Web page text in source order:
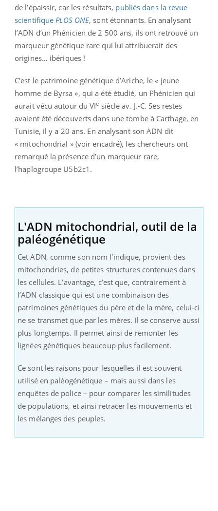
de l’épaissir, car les résultats, publiés dans la revue
scientifique PLOS ONE, sont étonnants. En analysant
l’ADN d’un Phénicien de 2 500 ans, ils ont retrouvé un
marqueur génétique rare qui lui attribuerait des
origines… ibériques !
C’est le patrimoine génétique d’Ariche, le « jeune
homme de Byrsa », qui a été étudié, un Phénicien qui
aurait vécu autour du VIe siècle av. J.-C. Ses restes
avaient été découverts dans une tombe à Carthage, en
Tunisie, il y a 20 ans. En analysant son ADN dit
« mitochondrial » (voir encadré), les chercheurs ont
remarqué la présence d’un marqueur rare,
l’haplogroupe U5b2c1.
L'ADN mitochondrial, outil de la
paléogénétique
Cet ADN, comme son nom l'indique, provient des
mitochondries, de petites structures contenues dans
les cellules. L’avantage, c’est que, contrairement à
l’ADN classique qui est une combinaison des
patrimoines génétiques du père et de la mère, celui-ci
ne se transmet que par les mères. Il se conserve aussi
plus longtemps. Il permet ainsi de remonter les
lignées génétiques beaucoup plus facilement.
Ce sont les raisons pour lesquelles il est souvent
utilisé en paléogénétique – mais aussi dans les
enquêtes de police – pour comparer les similitudes
de populations, et ainsi retracer les mouvements et
les mélanges des peuples.